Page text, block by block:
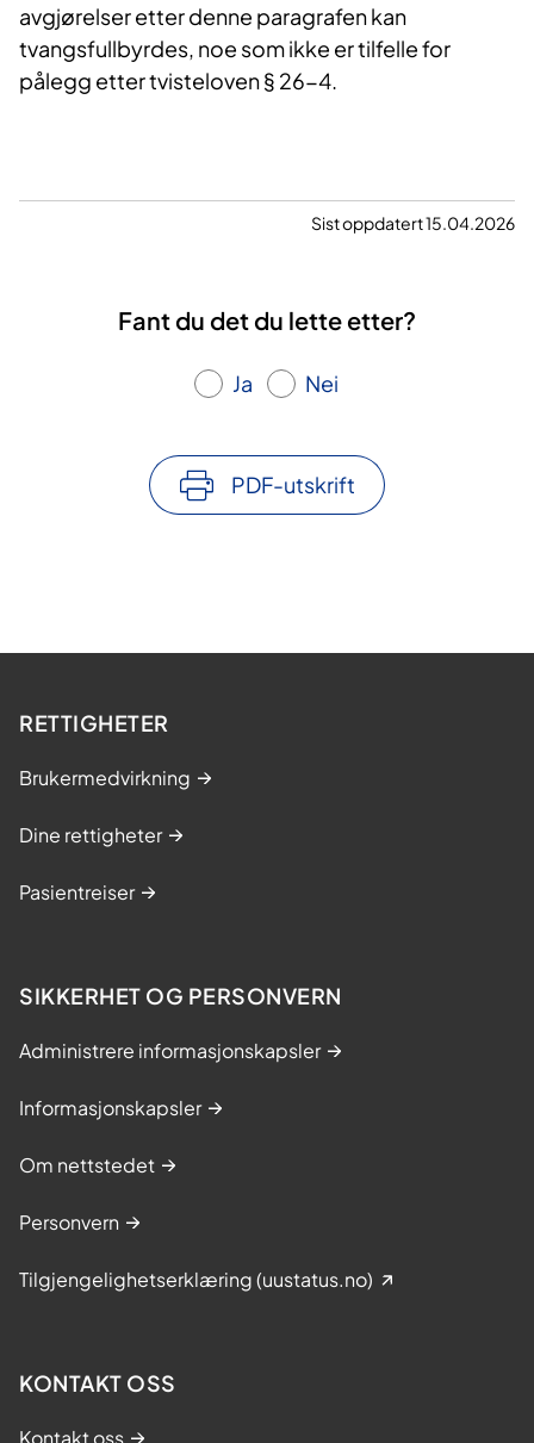
avgjørelser etter denne paragrafen kan
tvangsfullbyrdes, noe som ikke er tilfelle for
pålegg etter tvisteloven § 26-4.
Sist oppdatert 15.04.2026
Fant du det du lette etter?
Ja Nei
PDF-utskrift
RETTIGHETER
Brukermedvirkning
Dine rettigheter
Pasientreiser
SIKKERHET OG PERSONVERN
Administrere informasjonskapsler
Informasjonskapsler
Om nettstedet
Personvern
Tilgjengelighetserklæring (uustatus.no)
KONTAKT OSS
Kontakt oss